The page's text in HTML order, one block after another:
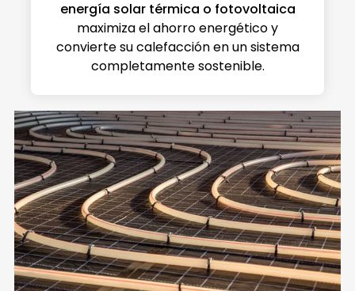
energía solar térmica o fotovoltaica
maximiza el ahorro energético y
convierte su calefacción en un sistema
completamente sostenible.